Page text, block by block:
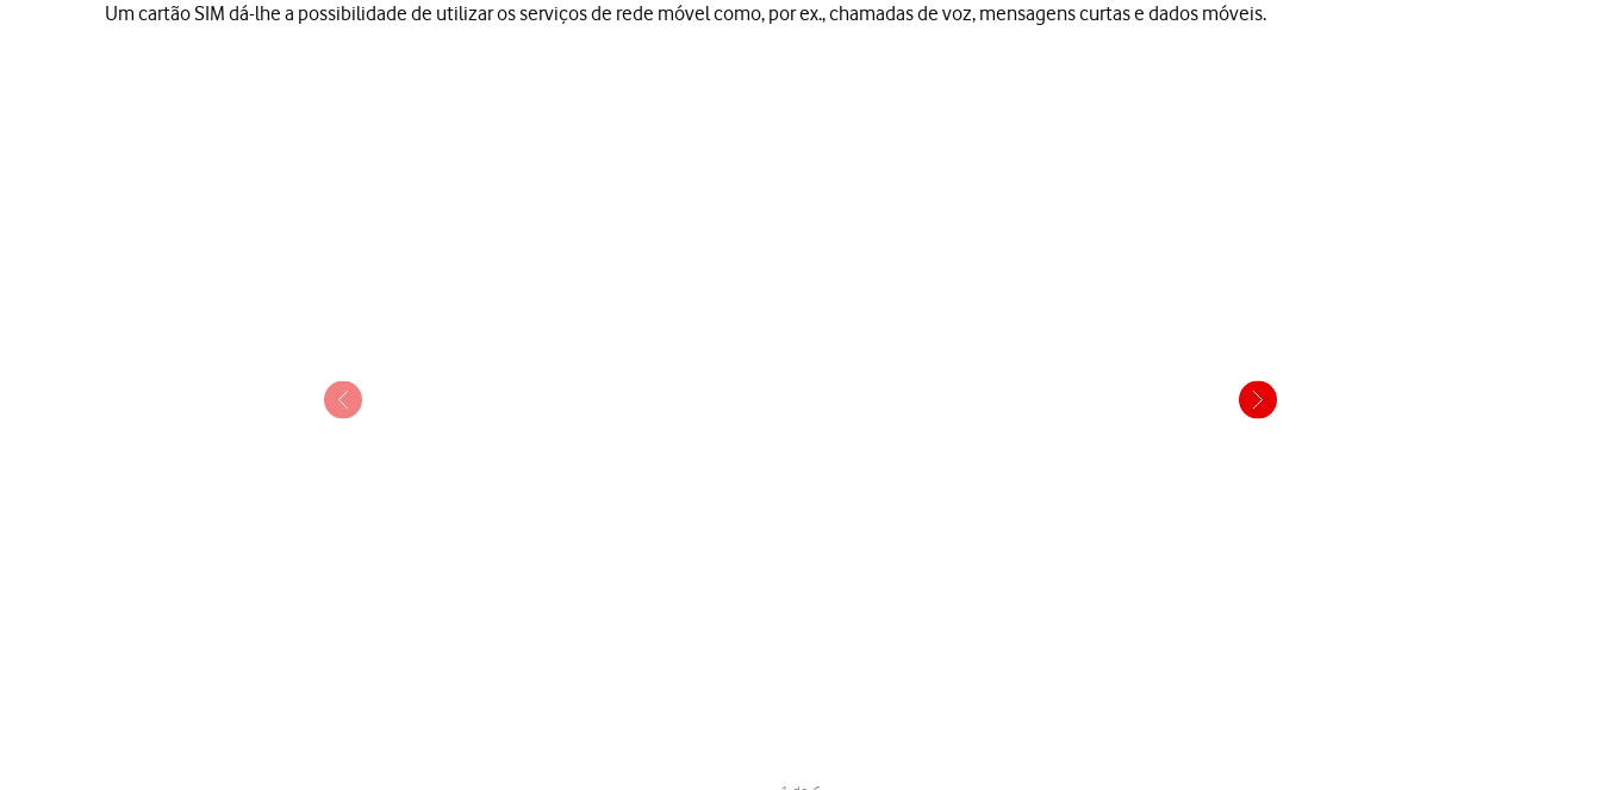
Um cartão SIM dá-lhe a possibilidade de utilizar os serviços de rede móvel como, por ex., chamadas de voz, mensagens curtas e dados móveis.